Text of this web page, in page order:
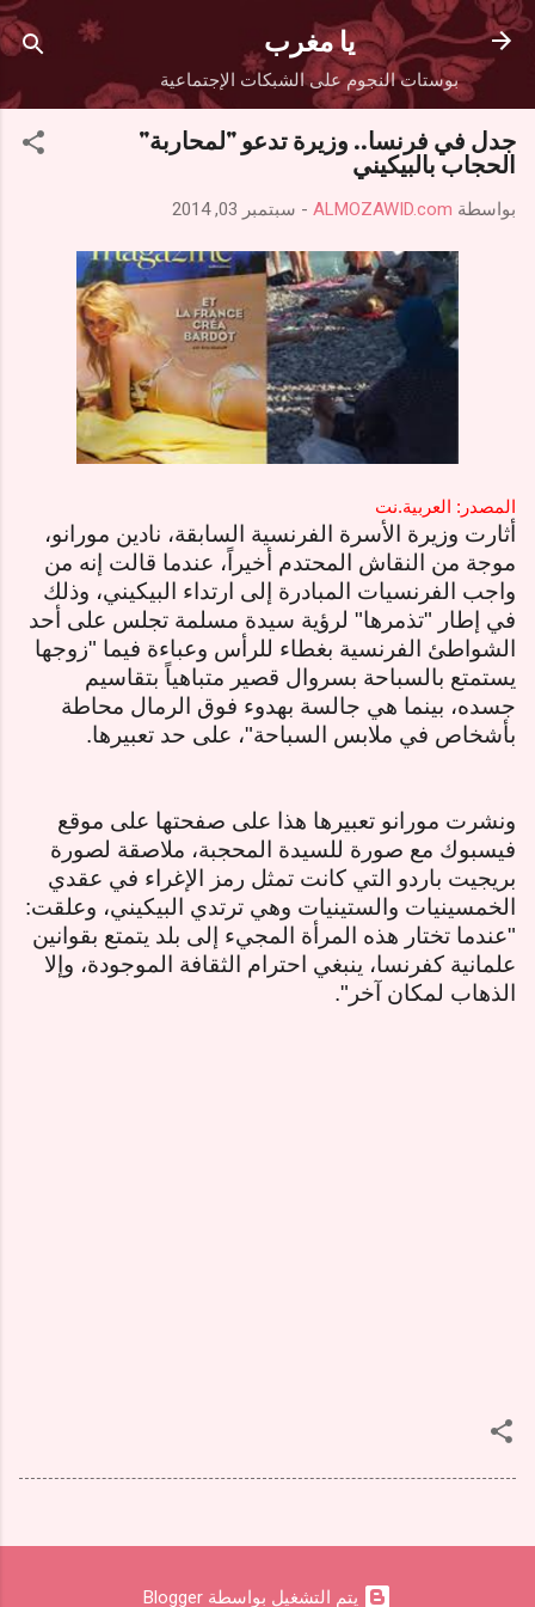
التخطي إلى المحتوى الرئيسي
يا مغرب
بوستات النجوم على الشبكات الإجتماعية
جدل في فرنسا.. وزيرة تدعو "لمحاربة"
الحجاب بالبيكيني
بواسطة ALMOZAWID.com
- سبتمبر 03, 2014
المصدر: العربية.نت
أثارت وزيرة الأسرة الفرنسية السابقة، نادين مورانو،
موجة من النقاش المحتدم أخيراً، عندما قالت إنه من
واجب الفرنسيات المبادرة إلى ارتداء البيكيني، وذلك
في إطار "تذمرها" لرؤية سيدة مسلمة تجلس على أحد
الشواطئ الفرنسية بغطاء للرأس وعباءة فيما "زوجها
يستمتع بالسباحة بسروال قصير متباهياً بتقاسيم
جسده، بينما هي جالسة بهدوء فوق الرمال محاطة
بأشخاص في ملابس السباحة"، على حد تعبيرها.
ونشرت مورانو تعبيرها هذا على صفحتها على موقع
فيسبوك مع صورة للسيدة المحجبة، ملاصقة لصورة
بريجيت باردو التي كانت تمثل رمز الإغراء في عقدي
الخمسينيات والستينيات وهي ترتدي البيكيني، وعلقت:
"عندما تختار هذه المرأة المجيء إلى بلد يتمتع بقوانين
علمانية كفرنسا، ينبغي احترام الثقافة الموجودة، وإلا
الذهاب لمكان آخر".
‏يتم التشغيل بواسطة Blogger